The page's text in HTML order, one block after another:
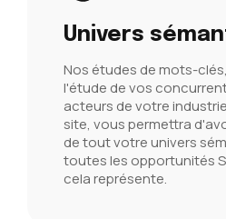
Univers
Nos études de mots-
l'étude de vos
acteurs de votre
site, vous permettra
de tout votre univers
toutes les opportunités
cela représente.